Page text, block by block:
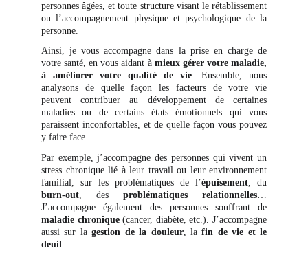
personnes âgées, et toute structure visant le rétablissement
ou l’accompagnement physique et psychologique de la
personne.
Ainsi, je vous accompagne dans la prise en charge de
votre santé, en vous aidant à mieux gérer votre maladie,
à améliorer votre qualité de vie. Ensemble, nous
analysons de quelle façon les facteurs de votre vie
peuvent contribuer au développement de certaines
maladies ou de certains états émotionnels qui vous
paraissent inconfortables, et de quelle façon vous pouvez
y faire face.
Par exemple, j’accompagne des personnes qui vivent un
stress chronique lié à leur travail ou leur environnement
familial, sur les problématiques de l’épuisement, du
burn-out, des problématiques relationnelles…
J’accompagne également des personnes souffrant de
maladie chronique(cancer, diabète, etc.). J’accompagne
aussi sur lagestion de la douleur, lafin de vie et le
deuil.